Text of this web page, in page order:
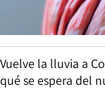
Vuelve la lluvia a
qué se espera del